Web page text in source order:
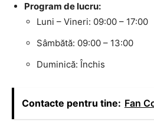
Program de lucru:
Luni – Vineri: 09:00 – 17:00
Sâmbătă: 09:00 – 13:00
Duminică: Închis
Contacte pentru tine: Fan